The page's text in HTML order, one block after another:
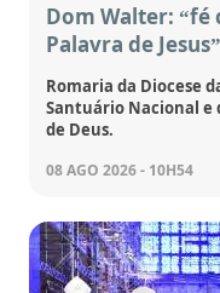
Dom Walter: “fé
Palavra de Jesus”
Romaria da Diocese
Santuário Nacional e
de Deus.
08 AGO 2026 - 10H54